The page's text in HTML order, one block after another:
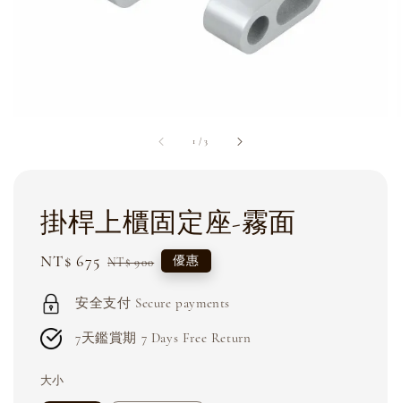
1 /3
掛桿上櫃固定座-霧面
Sale
NT$ 675 Regular
NT$ 900 優惠
安全支付 Secure payments
7天鑑賞期 7 Days Free Return
大小